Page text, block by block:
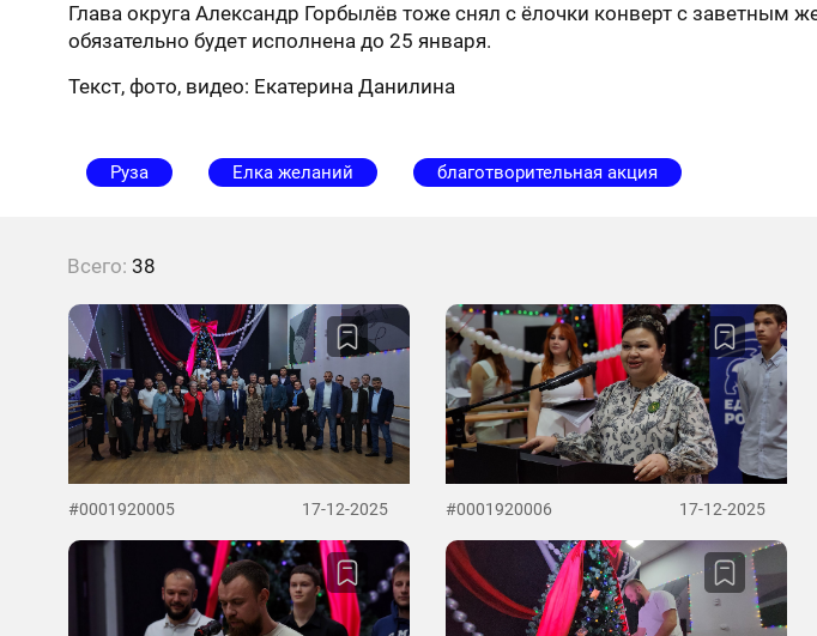
Глава округа Александр Горбылёв тоже снял с ёлочки конверт с заветным
обязательно будет исполнена до 25 января.
Текст, фото, видео: Екатерина Данилина
Руза Елка желаний благотворительная акция
Всего: 38
#0001920005 17-12-2025 #0001920006 17-12-2025